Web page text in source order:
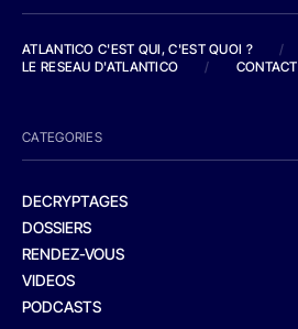
ATLANTICO C'EST QUI, C'EST QUOI ?
/
LE RESEAU D'ATLANTICO
/ CONTACT
CATEGORIES
DECRYPTAGES
DOSSIERS
RENDEZ-VOUS
VIDEOS
PODCASTS